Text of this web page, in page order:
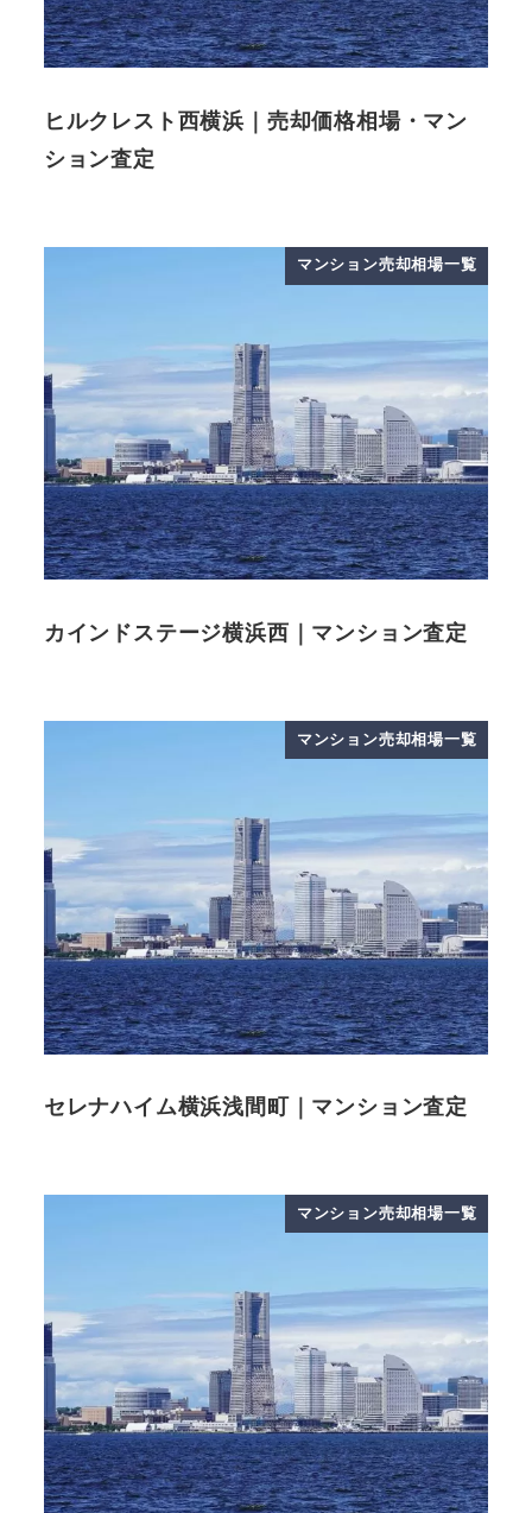
ヒルクレスト西横浜｜売却価格相場・マン
ション査定
マンション売却相場一覧
カインドステージ横浜西｜マンション査定
マンション売却相場一覧
セレナハイム横浜浅間町｜マンション査定
マンション売却相場一覧